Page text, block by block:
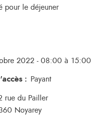
pour le déjeuner
2022 - 08:00 à 15:00
: Payant
rue du Pailler
Noyarey